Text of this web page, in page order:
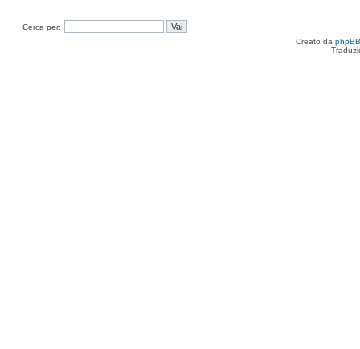
Cerca per:
Creato da phpBB